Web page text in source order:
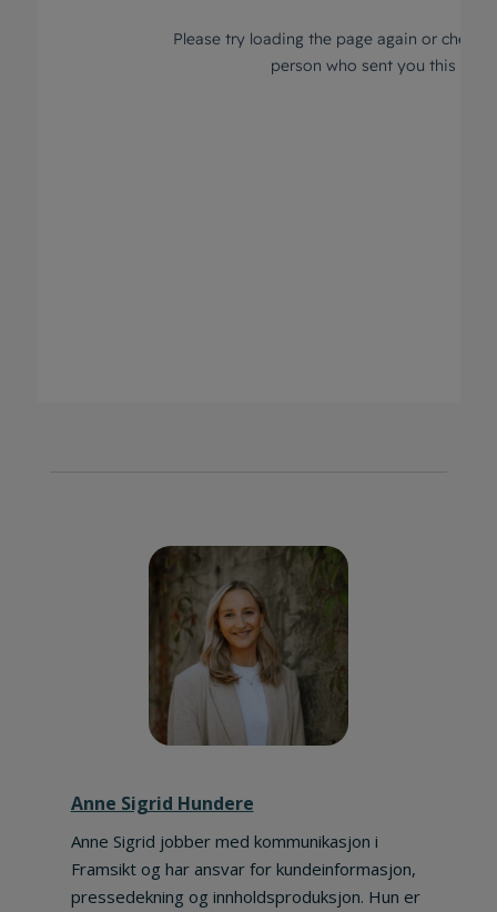
Anne Sigrid Hundere
Anne Sigrid jobber med kommunikasjon i
Framsikt og har ansvar for kundeinformasjon,
pressedekning og innholdsproduksjon. Hun er